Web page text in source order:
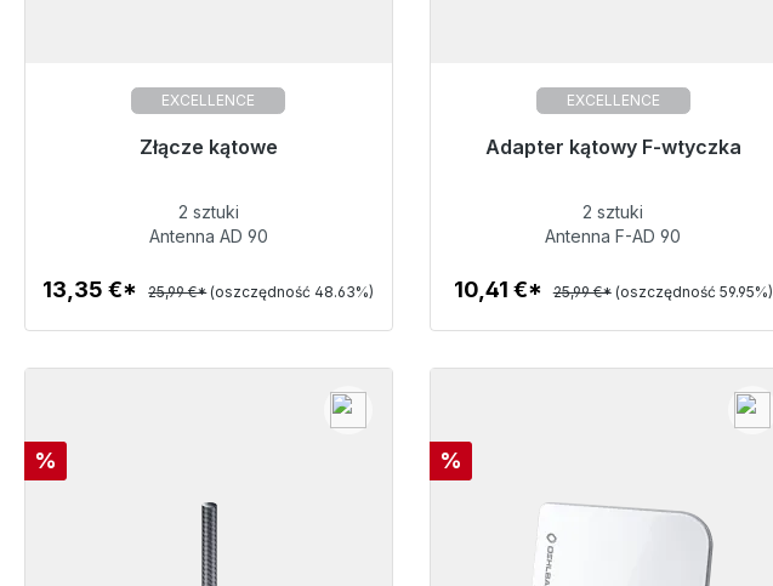
EXCELLENCE
Złącze kątowe
Gotowy do natychmiastowej wysyłki,
13,35 €
Szczegóły
2 sztuki
Antenna AD 90
13,35 €* 25,99 €* (oszczędność 48.63%)
EXCELLENCE
Adapter kątowy F-wtyczka
Gotowy do natychmiastowej wysyłki,
10,41 €
Szczegóły
2 sztuki
Antenna F-AD 90
10,41 €* 25,99 €* (oszczędność 59.95%)
Rabat
% Rabat
%